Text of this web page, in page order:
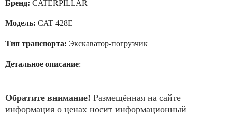
Бренд: CATERPILLAR
Модель: CAT 428E
Тип транспорта: Экскаватор-погрузчик
Детальное описание:
Обратите внимание! Размещённая на сайте
информация о ценах носит информационный